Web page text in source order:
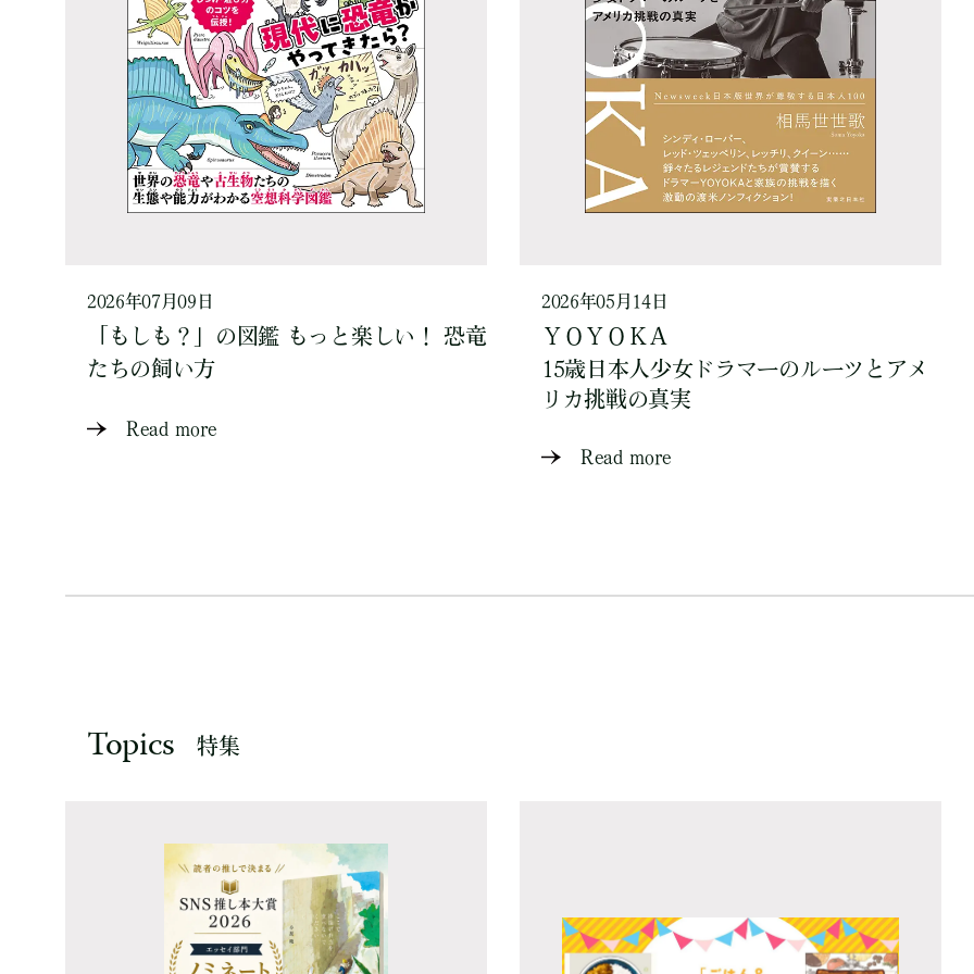
2026年07月09日
「もしも？」の図鑑 もっと楽しい！ 恐竜
たちの飼い方
Read more
2026年05月14日
ＹＯＹＯＫＡ
15歳日本人少女ドラマーのルーツとアメ
リカ挑戦の真実
Read more
Topics 特集